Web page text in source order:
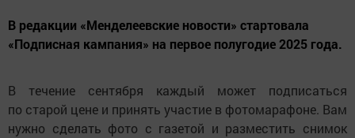
В редакции «Менделеевские новости» стартовала
«Подписная кампания» на первое полугодие 2025 года.
В течение сентября каждый может подписаться
по старой цене и принять участие в фотомарафоне. Вам
нужно сделать фото с газетой и разместить снимок